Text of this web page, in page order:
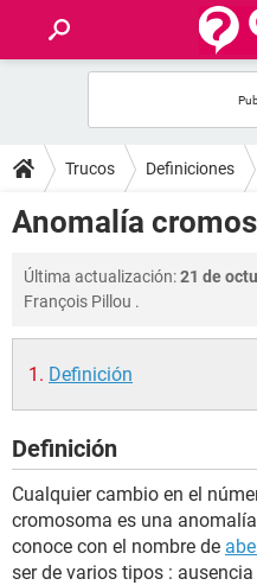
FOROS
SALUD
FAMILIA
NUTRICIÓN
SEXUALIDAD
GLOSARIO
Trucos Definiciones
Anomalía
Última actualización:21 de
François Pillou .
Definición
Definición
Cualquier cambio en el
cromosoma es una
conoce con el nombre de
ser de varios tipos :